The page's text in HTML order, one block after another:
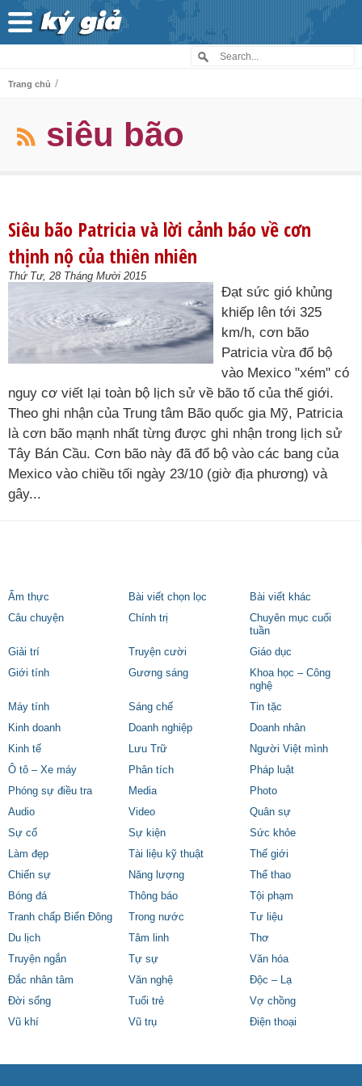
Trang chủ /
siêu bão
Siêu bão Patricia và lời cảnh báo về cơn
thịnh nộ của thiên nhiên
Thứ Tư, 28 Tháng Mười 2015
Đạt sức gió khủng
khiếp lên tới 325
km/h, cơn bão
Patricia vừa đổ bộ
vào Mexico "xém" có
nguy cơ viết lại toàn bộ lịch sử về bão tố của thế giới.
Theo ghi nhận của Trung tâm Bão quốc gia Mỹ, Patricia
là cơn bão mạnh nhất từng được ghi nhận trong lịch sử
Tây Bán Cầu. Cơn bão này đã đổ bộ vào các bang của
Mexico vào chiều tối ngày 23/10 (giờ địa phương) và
gây...
Ẩm thực Bài viết chọn lọc
Bài viết khác
Câu chuyện
Chính trị
Chuyên mục cuối
tuần
Giải trí
Truyện cười
Giáo dục
Giới tính
Gương sáng
Khoa học – Công
nghệ
Máy tính
Sáng chế
Tin tặc
Kinh doanh
Doanh nghiệp
Doanh nhân
Kinh tế
Lưu Trữ
Người Việt mình
Ô tô – Xe máy
Phân tích
Pháp luật
Phóng sự điều tra
Media
Photo
Audio
Video
Quân sự
Sự cố
Sự kiện
Sức khỏe
Làm đẹp
Tài liệu kỹ thuật
Thế giới
Chiến sự
Năng lượng
Thể thao
Bóng đá
Thông báo
Tội phạm
Tranh chấp Biển Đông
Trong nước
Tư liệu
Du lịch
Tâm linh
Thơ
Truyện ngắn
Tự sự
Văn hóa
Đắc nhân tâm
Văn nghệ
Độc – Lạ
Đời sống
Tuổi trẻ
Vợ chồng
Vũ khí
Vũ trụ Điện thoại